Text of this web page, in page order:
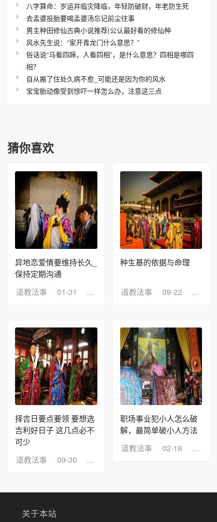
八字算命：岁运并临灾降临，年轻防破财，年老防生死
去孟婆投胎要喝孟婆汤忘记前尘往事
男主种田修仙古典小说推荐(公认最好看的修仙种
风水先生说：“家开青龙门什么意思？”
俗话说“马看四蹄，人看四相”，是什么意思？四相是哪四
相？
自从搬了住处久病不愈_可能还是因为你的风水
宝宝胎动像受到惊吓一样怎么办，注意这三点
猜你喜欢
异地恋爱情要维持长久_
保持定期沟通
道教法事
01-31 浏览：17
种生基的依据与命理
道教法事 09-22 浏览
择吉日要点要领 要想选
吉利好日子 这几点必不
可少
道教法事
09-30 浏览：13
职场事业犯小人怎么破
解，最简单破小人方法
道教法事
02-18 浏览
关于本站